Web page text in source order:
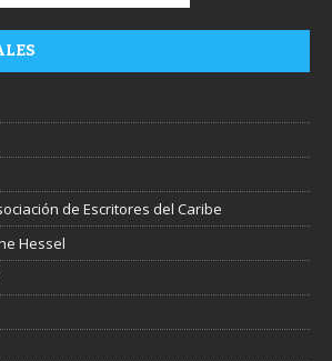
de Escritores del Caribe
Hessel